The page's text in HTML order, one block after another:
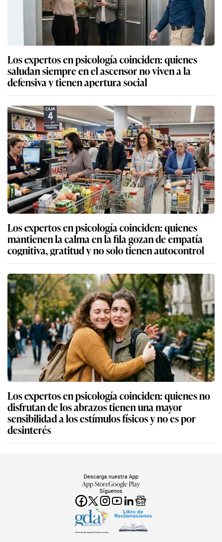
Los expertos en psicología coinciden: quienes
saludan siempre en el ascensor no viven a la
defensiva y tienen apertura social
Los expertos en psicología coinciden: quienes
mantienen la calma en la fila gozan de empatía
cognitiva, gratitud y no solo tienen autocontrol
Los expertos en psicología coinciden: quienes no
disfrutan de los abrazos tienen una mayor
sensibilidad a los estímulos físicos y no es por
desinterés
Síguenos
Descarga nuestra App
App StoreGoogle Play
Miembro del Grupo de Diarios América